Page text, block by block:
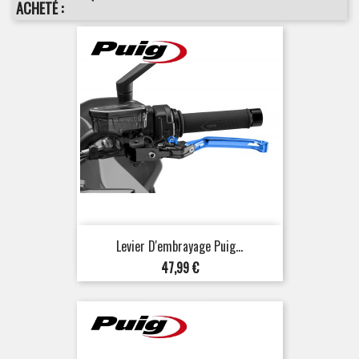
ACHETÉ :
Levier D'embrayage Puig...
Prix
47,99 €